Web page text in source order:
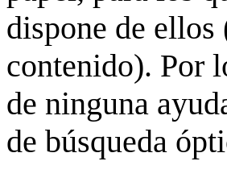
dispone de
contenido). Por
de ninguna
de búsqueda